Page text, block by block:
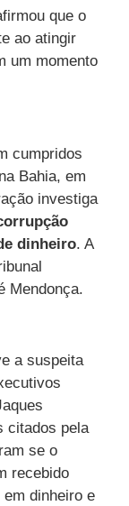
que o
ao atingir
um momento
cumpridos
na Bahia, em
investiga
dinheiro. A
Mendonça.
a suspeita
citados pela
se o
recebido
dinheiro e